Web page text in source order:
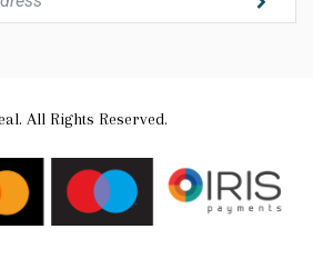
All Rights Reserved.